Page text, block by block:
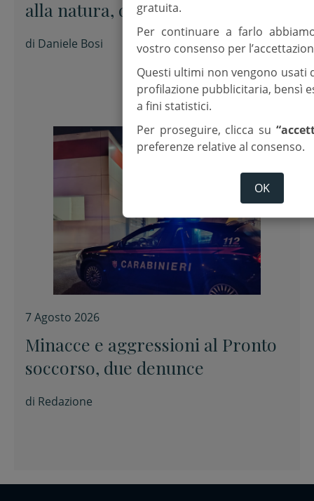
alla natura, don Daniele Bosi:
“Qui la terra si unisce al cielo”
di Daniele Bosi
7 Agosto 2026
Minacce e aggressioni al Pronto
soccorso, due denunce
di Redazione
gratuita.
Per continuare a farlo
vostro consenso per
Questi ultimi non vengono usati
profilazione pubblicitaria, bensì
a fini statistici.
Per proseguire, clicca su
preferenze relative al consenso.
OK